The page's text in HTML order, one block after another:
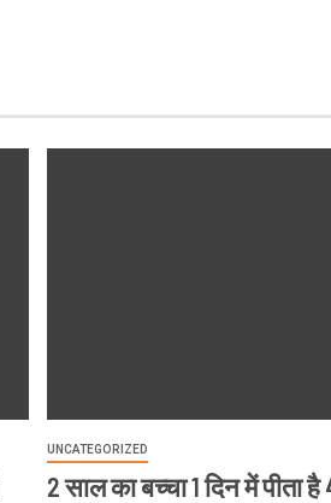
UNCATEGORIZED
2 साल का बच्चा 1 दिन में पीता है